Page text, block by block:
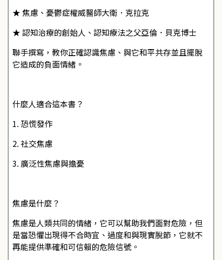
★ 焦慮、憂鬱症權威醫師大衛．克拉克
★ 認知治療的創始人、認知療法之父亞倫．貝克博士
聯手撰寫，教你正確認識焦慮、與它和平共存並且擺脫
它造成的負面情緒。
什麼人適合這本書？
1. 恐慌發作
2. 社交焦慮
3. 廣泛性焦慮與擔憂
焦慮是什麼？
焦慮是人類共同的情緒，它可以幫助我們面對危險，但
是當恐懼出現得不合時宜、過度和與現實脫節，它就不
再能提供準確和可信賴的危險信號。